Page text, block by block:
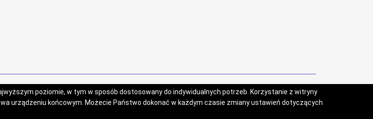
poziomie, w tym w sposób dostosowany do indywidualnych potrzeb. Korzystanie z witryny
urządzeniu końcowym. Możecie Państwo dokonać w każdym czasie zmiany ustawień dotyczących
i wykonanie:Logonet Sp. z o.o.